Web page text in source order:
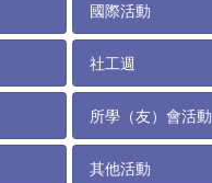
國際活動
社工週
所學（友）會活動
其他活動